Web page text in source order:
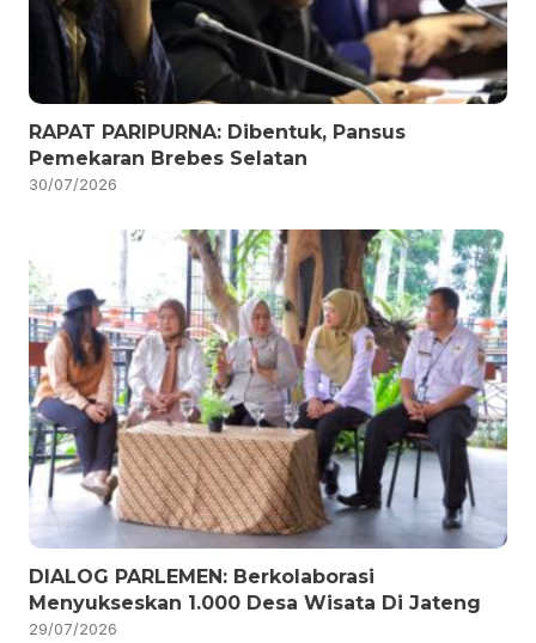
RAPAT PARIPURNA: Dibentuk, Pansus
Pemekaran Brebes Selatan
30/07/2026
DIALOG PARLEMEN: Berkolaborasi
Menyukseskan 1.000 Desa Wisata Di Jateng
29/07/2026